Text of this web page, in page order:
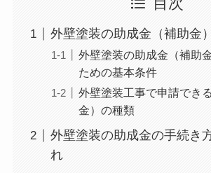
目次
外壁塗装の助成金（補助金
外壁塗装の助成金（補助
ための基本条件
外壁塗装工事で申請でき
金）の種類
外壁塗装の助成金の手続き
れ